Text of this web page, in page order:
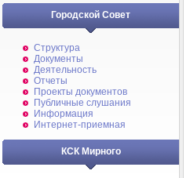
Городской Совет
Структура
Документы
Деятельность
Отчеты
Проекты документов
Публичные слушания
Информация
Интернет-приемная
КСК Мирного